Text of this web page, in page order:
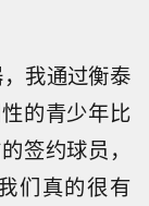
我通过衡泰
的青少年比
签约球员，
们真的很有